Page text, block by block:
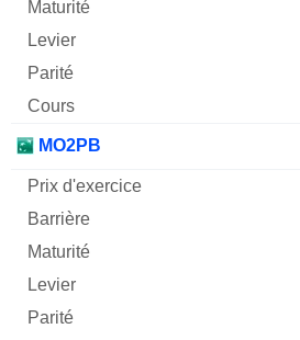
MO2PB